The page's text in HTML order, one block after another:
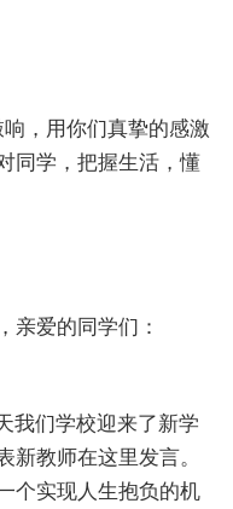
，用你们真挚的感激
同学，把握生活，懂
亲爱的同学们：
我们学校迎来了新学
新教师在这里发言。
个实现人生抱负的机